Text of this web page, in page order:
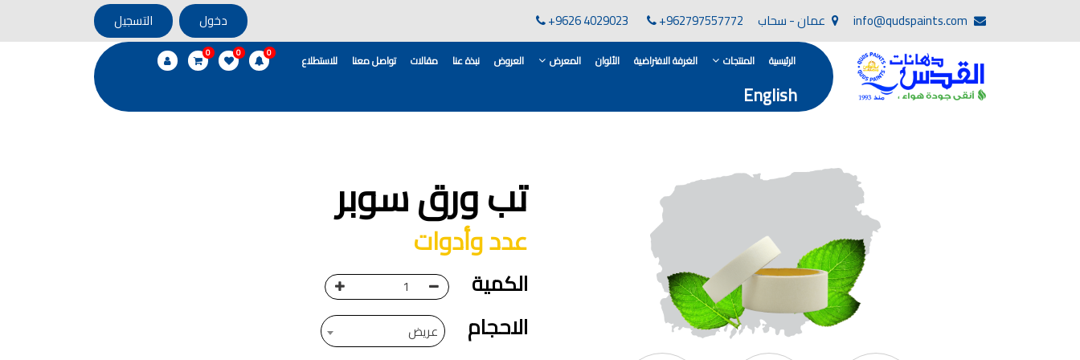
عمان - سحاب +962797557772
+9626 4029023 دخول التسجيل
الرئيسية المنتجات الغرفة الافتراضية الألوان المعرض العروض نبذة عنا مقالات تواصل معنا للاستطلاع 0
0
0
English
دهانات, أنواع الدهانات, أنواع الدهانات واسعارها في الاردن, مهندس دهانات,
أنواع الدهانات بالصور, أنواع الدهانات المنزلية, أنواع الدهانات في الاردن, أنواع الدهانات في الاردن
شركات دهان في الاردن , شركات دهانات ,لاصق بلاد القدس ,مورتر كوت , معجونة اسمنتية,دهانات ديكورية,ديكورات,غرف معيشة
صناعة دهانات القدس معارض دهانات
صناعة دهانات القدس
الوان دهانات, الوان دهانات شقق,
كتالوج الوان دهانات, الوان دهانات فاتحة,
الوان دهانات ريسبشن بترولي, الوان دهانات 2022, الوان دهانات شقق عرايس, الوان دخانات حوائط
تب ورق سوبر
عدد وأدوات
الكمية
الاحجام
عريض